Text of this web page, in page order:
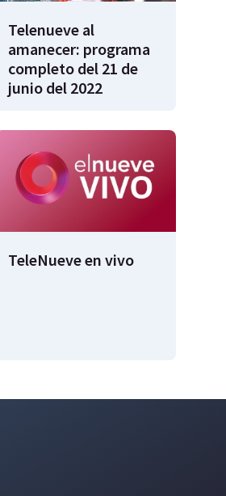
Telenueve al
amanecer: programa
completo del 21 de
junio del 2022
TeleNueve en vivo